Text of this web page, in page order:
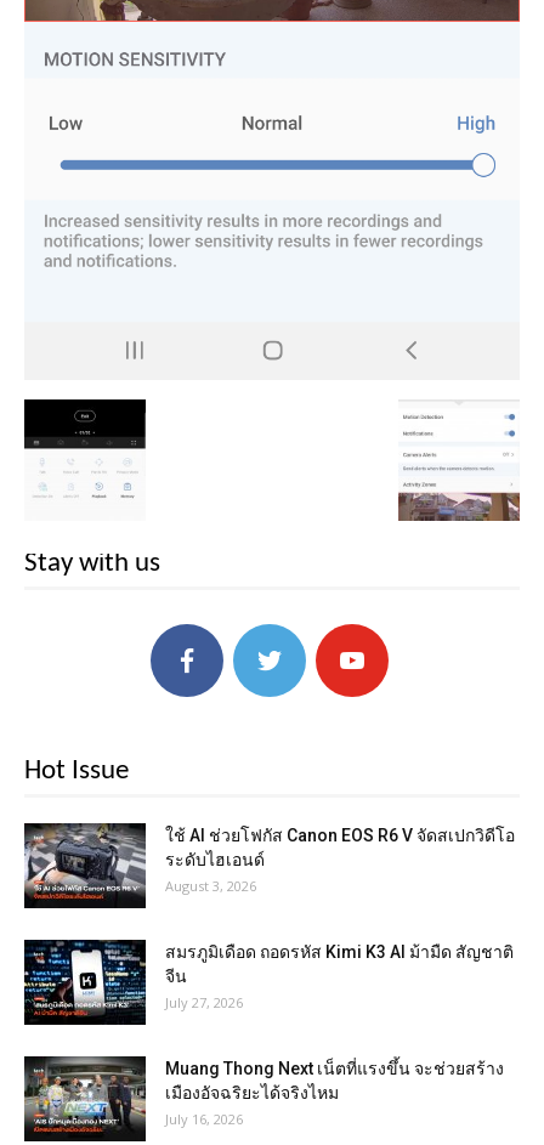
Stay with us
Hot Issue
ใช้ AI ช่วยโฟกัส Canon EOS R6 V จัดสเปกวิดีโอ
ระดับไฮเอนด์
August 3, 2026
สมรภูมิเดือด ถอดรหัส Kimi K3 AI ม้ามืด สัญชาติ
จีน
July 27, 2026
Muang Thong Next เน็ตที่แรงขึ้น จะช่วยสร้าง
เมืองอัจฉริยะได้จริงไหม
July 16, 2026